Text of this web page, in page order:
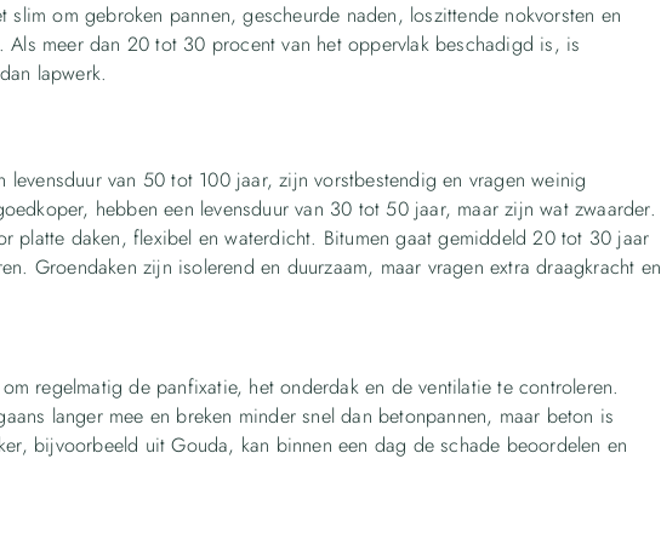
om gebroken pannen, gescheurde naden, loszittende nokvorsten en
Als meer dan 20 tot 30 procent van het oppervlak beschadigd is, is
lapwerk.
levensduur van 50 tot 100 jaar, zijn vorstbestendig en vragen weinig
hebben een levensduur van 30 tot 50 jaar, maar zijn wat zwaarder.
platte daken, flexibel en waterdicht. Bitumen gaat gemiddeld 20 tot 30 jaar
Groendaken zijn isolerend en duurzaam, maar vragen extra draagkracht en
regelmatig de panfixatie, het onderdak en de ventilatie te controleren.
langer mee en breken minder snel dan betonpannen, maar beton is
bijvoorbeeld uit Gouda, kan binnen een dag de schade beoordelen en